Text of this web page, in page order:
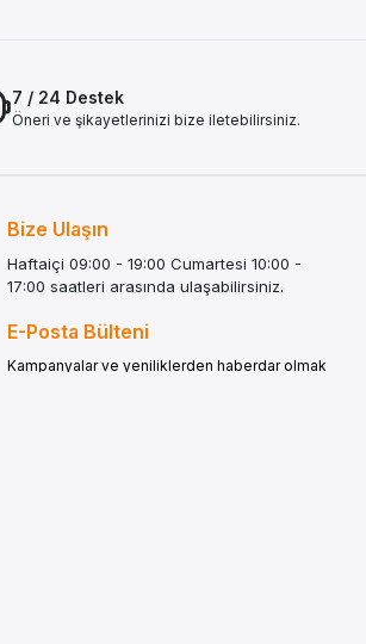
7 / 24 Destek
Öneri ve şikayetlerinizi bize iletebilirsiniz.
Bize Ulaşın
Haftaiçi 09:00 - 19:00 Cumartesi 10:00 -
17:00 saatleri arasında ulaşabilirsiniz.
E-Posta Bülteni
Kampanyalar ve yeniliklerden haberdar olmak